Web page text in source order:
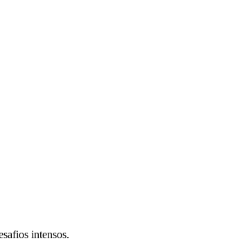
intensos.